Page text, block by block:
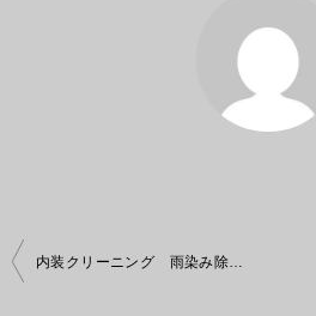
投
稿
内装クリーニング 雨染み除去とフロアーマット制作